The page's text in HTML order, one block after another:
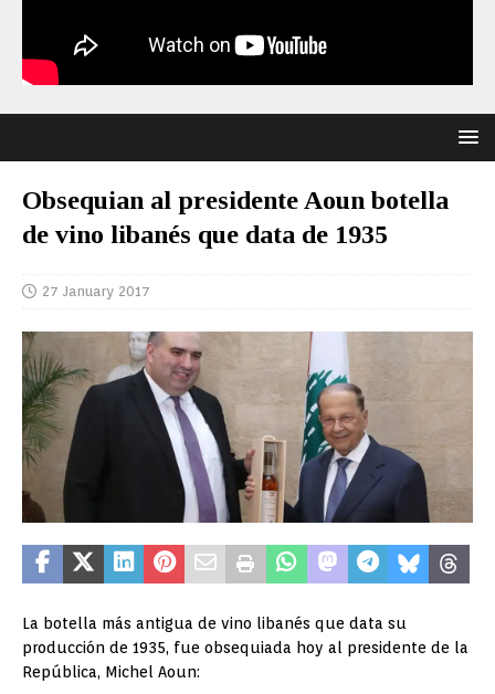
Obsequian al presidente Aoun botella
de vino libanés que data de 1935
27 January 2017
La botella más antigua de vino libanés que data su
producción de 1935, fue obsequiada hoy al presidente de la
República, Michel Aoun: